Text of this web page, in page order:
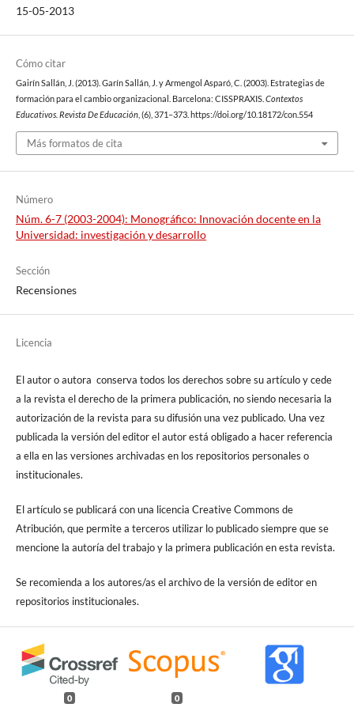
15-05-2013
Cómo citar
Gairín Sallán, J. (2013). Garín Sallán, J. y Armengol Asparó, C. (2003). Estrategias de
formación para el cambio organizacional. Barcelona: CISSPRAXIS. Contextos
Educativos. Revista De Educación, (6), 371–373. https://doi.org/10.18172/con.554
Más formatos de cita
Número
Núm. 6-7 (2003-2004): Monográfico: Innovación docente en la
Universidad: investigación y desarrollo
Sección
Recensiones
Licencia
El autor o autora conserva todos los derechos sobre su artículo y cede
a la revista el derecho de la primera publicación, no siendo necesaria la
autorización de la revista para su difusión una vez publicado. Una vez
publicada la versión del editor el autor está obligado a hacer referencia
a ella en las versiones archivadas en los repositorios personales o
institucionales.
El artículo se publicará con una licencia Creative Commons de
Atribución, que permite a terceros utilizar lo publicado siempre que se
mencione la autoría del trabajo y la primera publicación en esta revista.
Se recomienda a los autores/as el archivo de la versión de editor en
repositorios institucionales.
0 0